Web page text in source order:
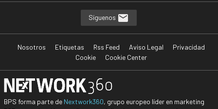
Síguenos
Nosotros Etiquetas Rss Feed Aviso Legal
Privacidad
Cookie
Cookie Center
BPS forma parte de Nextwork360, grupo europeo líder en marketing